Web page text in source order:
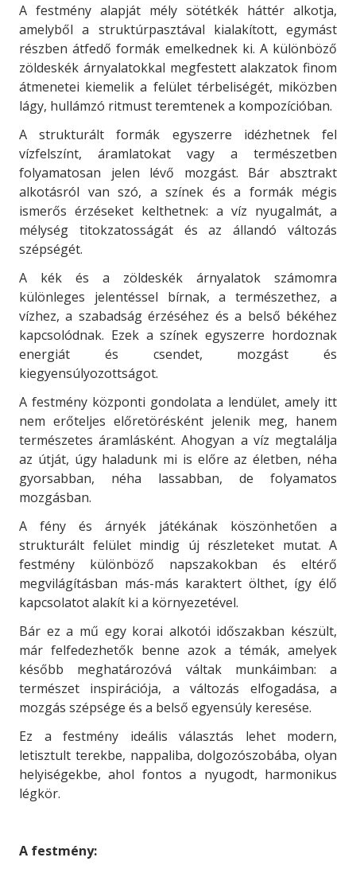
A festmény alapját mély sötétkék háttér alkotja,
amelyből a struktúrpasztával kialakított, egymást
részben átfedő formák emelkednek ki. A különböző
zöldeskék árnyalatokkal megfestett alakzatok finom
átmenetei kiemelik a felület térbeliségét, miközben
lágy, hullámzó ritmust teremtenek a kompozícióban.
A strukturált formák egyszerre idézhetnek fel
vízfelszínt, áramlatokat vagy a természetben
folyamatosan jelen lévő mozgást. Bár absztrakt
alkotásról van szó, a színek és a formák mégis
ismerős érzéseket kelthetnek: a víz nyugalmát, a
mélység titokzatosságát és az állandó változás
szépségét.
A kék és a zöldeskék árnyalatok számomra
különleges jelentéssel bírnak, a természethez, a
vízhez, a szabadság érzéséhez és a belső békéhez
kapcsolódnak. Ezek a színek egyszerre hordoznak
energiát és csendet, mozgást és
kiegyensúlyozottságot.
A festmény központi gondolata a lendület, amely itt
nem erőteljes előretörésként jelenik meg, hanem
természetes áramlásként. Ahogyan a víz megtalálja
az útját, úgy haladunk mi is előre az életben, néha
gyorsabban, néha lassabban, de folyamatos
mozgásban.
A fény és árnyék játékának köszönhetően a
strukturált felület mindig új részleteket mutat. A
festmény különböző napszakokban és eltérő
megvilágításban más-más karaktert ölthet, így élő
kapcsolatot alakít ki a környezetével.
Bár ez a mű egy korai alkotói időszakban készült,
már felfedezhetők benne azok a témák, amelyek
később meghatározóvá váltak munkáimban: a
természet inspirációja, a változás elfogadása, a
mozgás szépsége és a belső egyensúly keresése.
Ez a festmény ideális választás lehet modern,
letisztult terekbe, nappaliba, dolgozószobába, olyan
helyiségekbe, ahol fontosa nyugodt, harmonikus
légkör.
A festmény: